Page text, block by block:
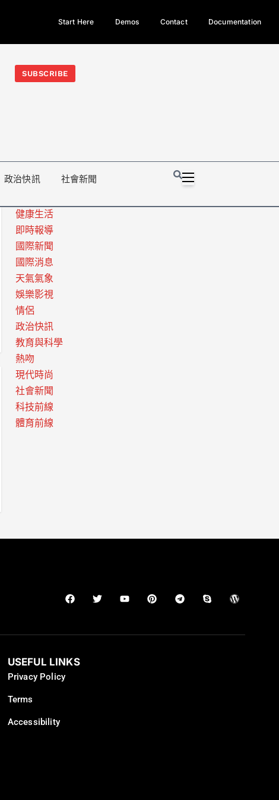
今日熱門新聞TOP3｜西拉雅族正式成第17個原住民族、立院電競
光電場回
Start Here Demos Contact Documentation
SUBSCRIBE
政治快訊 社會新聞
健康生活
即時報導
國際新聞
國際消息
天氣氣象
娛樂影視
情侶
政治快訊
教育與科學
熱吻
現代時尚
社會新聞
科技前線
體育前線
USEFUL LINKS
Privacy Policy
Terms
Accessibility